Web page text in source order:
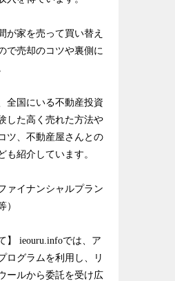
が家を売って買い替え
で売却のコツや裏側に
全国にいる不動産投資
した高く売れた方法や
ツ、不動産屋さんとの
も紹介しています。
ァイナンシャルプラン
】 ieouru.infoでは、ア
ログラムを利用し、リ
ールから委託を受け広